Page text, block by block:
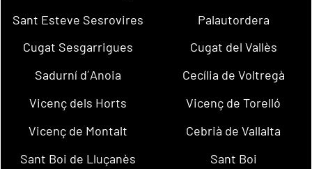
Sant Esteve Sesrovires
Palautordera
Cugat Sesgarrigues
Cugat del Vallès
Sadurní d´Anoia
Cecília de Voltregà
Vicenç dels Horts
Vicenç de Torelló
Vicenç de Montalt
Cebrià de Vallalta
Sant Boi de Lluçanès
Sant Boi